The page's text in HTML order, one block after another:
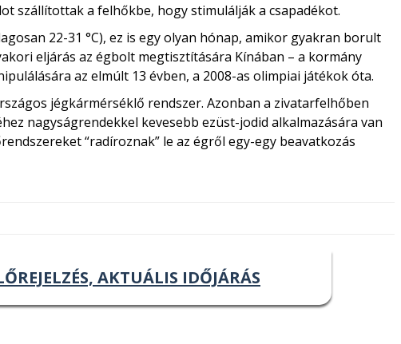
szállítottak a felhőkbe, hogy stimulálják a csapadékot.
22-31 °C), ez is egy olyan hónap, amikor gyakran borult
eljárás az égbolt megtisztítására Kínában – a kormány
az elmúlt 13 évben, a 2008-as olimpiai játékok óta.
jégkármérséklő rendszer. Azonban a zivatarfelhőben
nagyságrendekkel kevesebb ezüst-jodid alkalmazására van
“radíroznak” le az égről egy-egy beavatkozás
AKTUÁLIS IDŐJÁRÁS